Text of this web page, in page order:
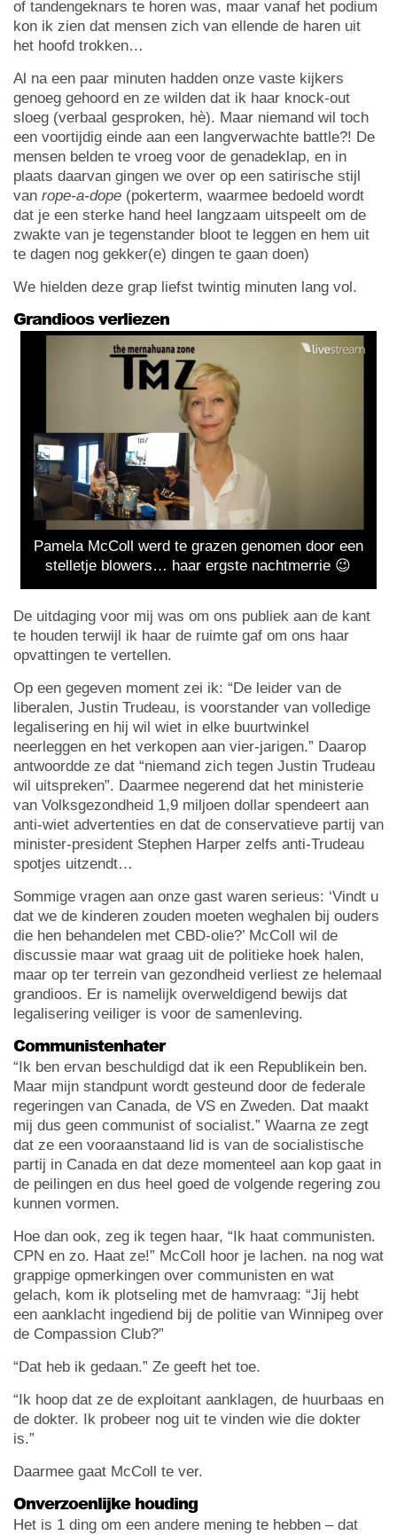
of tandengeknars te horen was, maar vanaf het podium
kon ik zien dat mensen zich van ellende de haren uit
het hoofd trokken…
Al na een paar minuten hadden onze vaste kijkers
genoeg gehoord en ze wilden dat ik haar knock-out
sloeg (verbaal gesproken, hè). Maar niemand wil toch
een voortijdig einde aan een langverwachte battle?! De
mensen belden te vroeg voor de genadeklap, en in
plaats daarvan gingen we over op een satirische stijl
van rope-a-dope (pokerterm, waarmee bedoeld wordt
dat je een sterke hand heel langzaam uitspeelt om de
zwakte van je tegenstander bloot te leggen en hem uit
te dagen nog gekker(e) dingen te gaan doen)
We hielden deze grap liefst twintig minuten lang vol.
Grandioos verliezen
Pamela McColl werd te grazen genomen door een
stelletje blowers… haar ergste nachtmerrie 😉
De uitdaging voor mij was om ons publiek aan de kant
te houden terwijl ik haar de ruimte gaf om ons haar
opvattingen te vertellen.
Op een gegeven moment zei ik: “De leider van de
liberalen, Justin Trudeau, is voorstander van volledige
legalisering en hij wil wiet in elke buurtwinkel
neerleggen en het verkopen aan vier-jarigen.” Daarop
antwoordde ze dat “niemand zich tegen Justin Trudeau
wil uitspreken”. Daarmee negerend dat het ministerie
van Volksgezondheid 1,9 miljoen dollar spendeert aan
anti-wiet advertenties en dat de conservatieve partij van
minister-president Stephen Harper zelfs anti-Trudeau
spotjes uitzendt…
Sommige vragen aan onze gast waren serieus: ‘Vindt u
dat we de kinderen zouden moeten weghalen bij ouders
die hen behandelen met CBD-olie?’ McColl wil de
discussie maar wat graag uit de politieke hoek halen,
maar op ter terrein van gezondheid verliest ze helemaal
grandioos. Er is namelijk overweldigend bewijs dat
legalisering veiliger is voor de samenleving.
Communistenhater
“Ik ben ervan beschuldigd dat ik een Republikein ben.
Maar mijn standpunt wordt gesteund door de federale
regeringen van Canada, de VS en Zweden. Dat maakt
mij dus geen communist of socialist.” Waarna ze zegt
dat ze een vooraanstaand lid is van de socialistische
partij in Canada en dat deze momenteel aan kop gaat in
de peilingen en dus heel goed de volgende regering zou
kunnen vormen.
Hoe dan ook, zeg ik tegen haar, “Ik haat communisten.
CPN en zo. Haat ze!” McColl hoor je lachen. na nog wat
grappige opmerkingen over communisten en wat
gelach, kom ik plotseling met de hamvraag: “Jij hebt
een aanklacht ingediend bij de politie van Winnipeg over
de Compassion Club?”
“Dat heb ik gedaan.” Ze geeft het toe.
“Ik hoop dat ze de exploitant aanklagen, de huurbaas en
de dokter. Ik probeer nog uit te vinden wie die dokter
is.”
Daarmee gaat McColl te ver.
Onverzoenlijke houding
Het is 1 ding om een andere mening te hebben – dat